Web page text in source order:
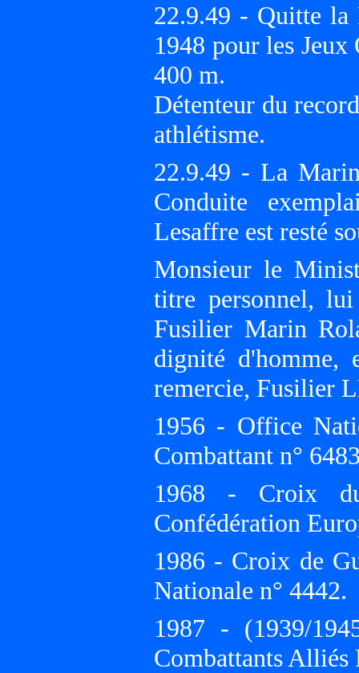
22.9.49 - Quitte la
1948 pour les
400 m.
Détenteur du
athlétisme.
22.9.49 - La
Conduite
Lesaffre est resté
Monsieur le
titre personnel,
Fusilier Marin
dignité
remercie, Fusilier
1956 - Office
Combattant n°
1968 - Croix
Confédération
1986 - Croix de
Nationale n° 4442.
1987 - (1939/
Combattants